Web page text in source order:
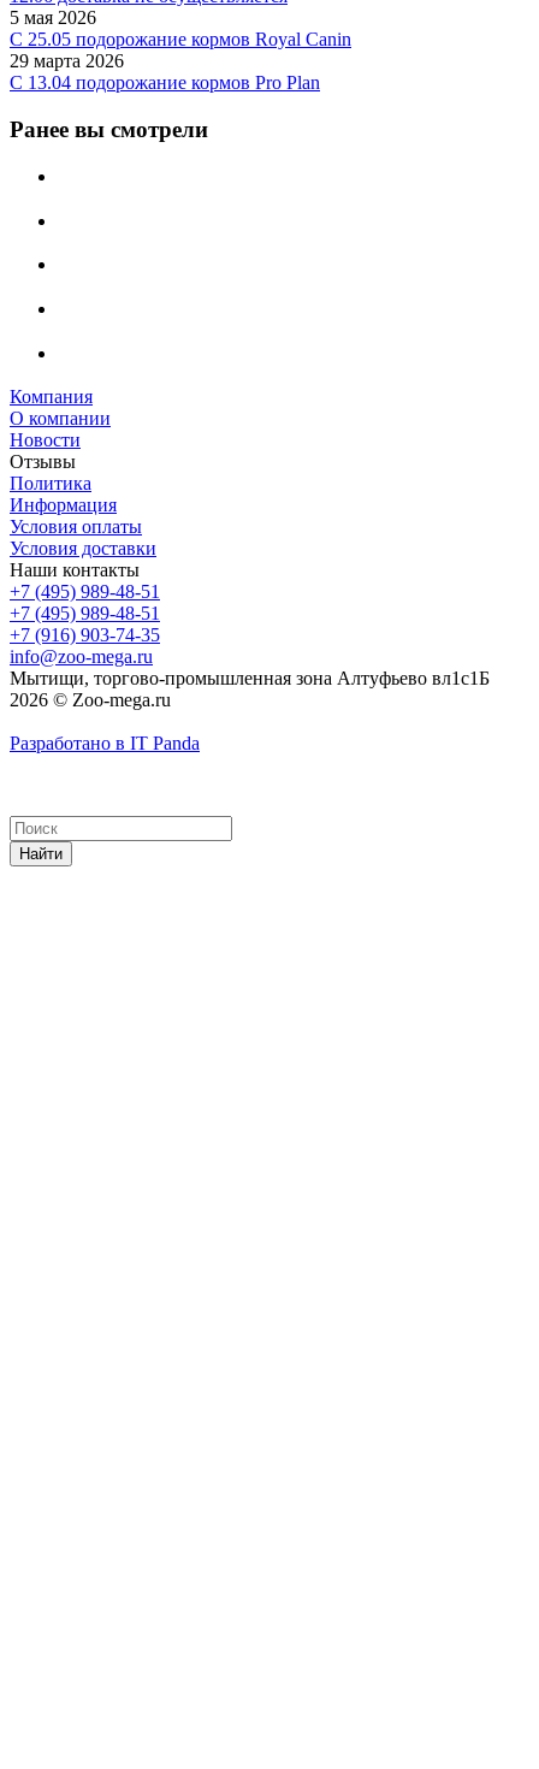
5 мая 2026
C 25.05 подорожание кормов Royal Canin
29 марта 2026
С 13.04 подорожание кормов Pro Plan
Ранее вы смотрели
Компания
О компании
Новости
Отзывы
Политика
Информация
Условия оплаты
Условия доставки
Наши контакты
+7 (495) 989-48-51
+7 (495) 989-48-51
+7 (916) 903-74-35
info@zoo-mega.ru
Мытищи, торгово-промышленная зона Алтуфьево вл1с1Б
2026 © Zoo-mega.ru
Разработано в IT Panda
Найти